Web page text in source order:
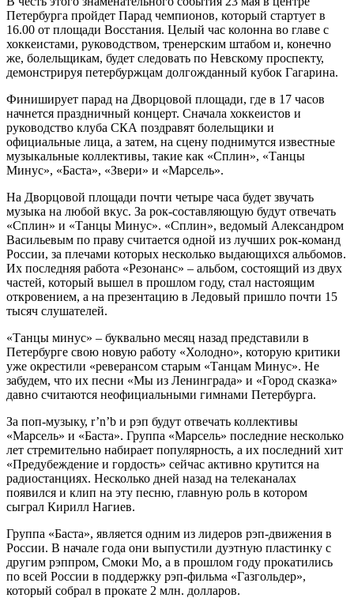
Петербурга пройдет Парад чемпионов, который стартует в
16.00 от площади Восстания. Целый час колонна во главе с
хоккеистами, руководством, тренерским штабом и, конечно
же, болельщикам, будет следовать по Невскому проспекту,
демонстрируя петербуржцам долгожданный кубок Гагарина.
Финиширует парад на Дворцовой площади, где в 17 часов
начнется праздничный концерт. Сначала хоккеистов и
руководство клуба СКА поздравят болельщики и
официальные лица, а затем, на сцену поднимутся известные
музыкальные коллективы, такие как «Сплин», «Танцы
Минус», «Баста», «Звери» и «Марсель».
На Дворцовой площади почти четыре часа будет звучать
музыка на любой вкус. За рок-составляющую будут отвечать
«Сплин» и «Танцы Минус». «Сплин», ведомый Александром
Васильевым по праву считается одной из лучших рок-команд
России, за плечами которых несколько выдающихся альбомов.
Их последняя работа «Резонанс» – альбом, состоящий из двух
частей, который вышел в прошлом году, стал настоящим
откровением, а на презентацию в Ледовый пришло почти 15
тысяч слушателей.
«Танцы минус» – буквально месяц назад представили в
Петербурге свою новую работу «Холодно», которую критики
уже окрестили «реверансом старым «Танцам Минус». Не
забудем, что их песни «Мы из Ленинграда» и «Город сказка»
давно считаются неофициальными гимнами Петербурга.
За поп-музыку, r’n’b и рэп будут отвечать коллективы
«Марсель» и «Баста». Группа «Марсель» последние несколько
лет стремительно набирает популярность, а их последний хит
«Предубеждение и гордость» сейчас активно крутится на
радиостанциях. Несколько дней назад на телеканалах
появился и клип на эту песню, главную роль в котором
сыграл Кирилл Нагиев.
Группа «Баста», является одним из лидеров рэп-движения в
России. В начале года они выпустили дуэтную пластинку с
другим рэппром, Смоки Мо, а в прошлом году прокатились
по всей России в поддержку рэп-фильма «Газгольдер»,
который собрал в прокате 2 млн. долларов.